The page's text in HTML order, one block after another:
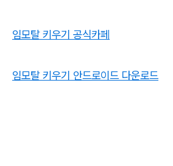
임모탈 키우기 공식카페
임모탈 키우기 안드로이드 다운로드